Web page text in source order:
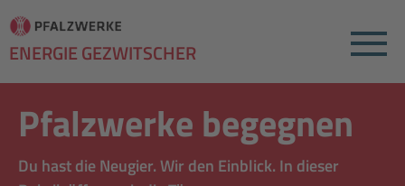
ENERGIE GEZWITSCHER Menu
Pfalzwerke begegnen
Du hast die Neugier. Wir den Einblick. In dieser